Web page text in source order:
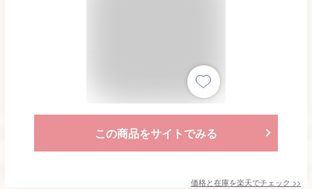
この商品をサイトでみる
価格と在庫を楽天でチェック >>